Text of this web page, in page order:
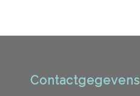
Contactgegevens